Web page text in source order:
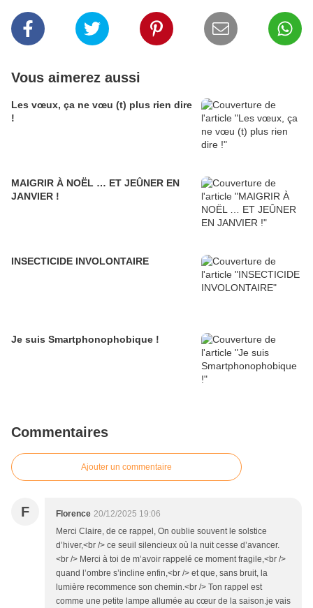
Vous aimerez aussi
Les vœux, ça ne vœu (t) plus rien dire
!
MAIGRIR À NOËL … ET JEÛNER EN
JANVIER !
INSECTICIDE INVOLONTAIRE
Je suis Smartphonophobique !
Commentaires
Ajouter un commentaire
F Florence 20/12/2025 19:06
Merci Claire, de ce rappel, On oublie souvent le solstice
d’hiver,<br /> ce seuil silencieux où la nuit cesse d’avancer.
<br /> Merci à toi de m’avoir rappelé ce moment fragile,<br />
quand l’ombre s’incline enfin,<br /> et que, sans bruit, la
lumière recommence son chemin.<br /> Ton rappel est
comme une petite lampe allumée au cœur de la saison.je vais